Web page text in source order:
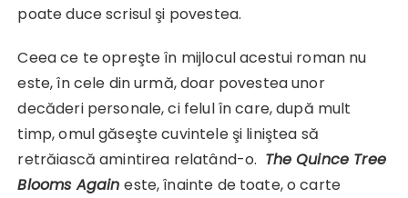
poate duce scrisul şi povestea.
Ceea ce te opreşte în mijlocul acestui roman nu
este, în cele din urmă, doar povestea unor
decăderi personale, ci felul în care, după mult
timp, omul găseşte cuvintele şi liniştea să
retrăiască amintirea relatând-o. The Quince Tree
Blooms Againeste, înainte de toate, o carte